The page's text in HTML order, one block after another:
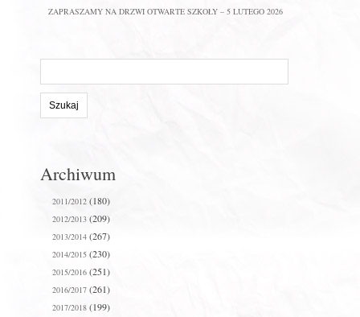
ZAPRASZAMY NA DRZWI OTWARTE SZKOŁY – 5 LUTEGO 2026
stronie:
Archiwum
2011/2012(180)
2012/2013(209)
2013/2014(267)
2014/2015(230)
2015/2016(251)
2016/2017(261)
2017/2018(199)